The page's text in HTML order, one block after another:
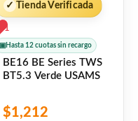
✓ Tienda Verificada
1
▣ Hasta 12 cuotas sin recargo
BE16 BE Series TWS
BT5.3 Verde USAMS
$1,212